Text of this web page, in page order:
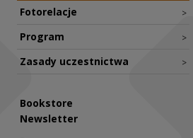
Fotorelacje >
Program >
Zasady uczestnictwa >
Bookstore
Newsletter